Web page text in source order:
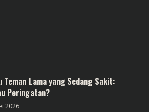
Lama yang Sedang Sakit:
Peringatan?
2026